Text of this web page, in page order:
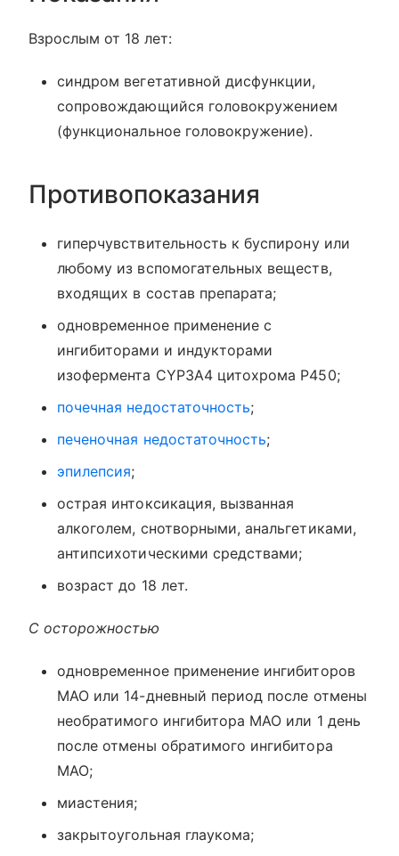
Взрослым от 18 лет:
синдром вегетативной дисфункции,
сопровождающийся головокружением
(функциональное головокружение).
Противопоказания
гиперчувствительность к буспирону или
любому из вспомогательных веществ,
входящих в состав препарата;
одновременное применение с
ингибиторами и индукторами
изофермента CYP3A4 цитохрома Р450;
почечная недостаточность;
печеночная недостаточность;
эпилепсия;
острая интоксикация, вызванная
алкоголем, снотворными, анальгетиками,
антипсихотическими средствами;
возраст до 18 лет.
С осторожностью
одновременное применение ингибиторов
МАО или 14-дневный период после отмены
необратимого ингибитора МАО или 1 день
после отмены обратимого ингибитора
МАО;
миастения;
закрытоугольная глаукома;